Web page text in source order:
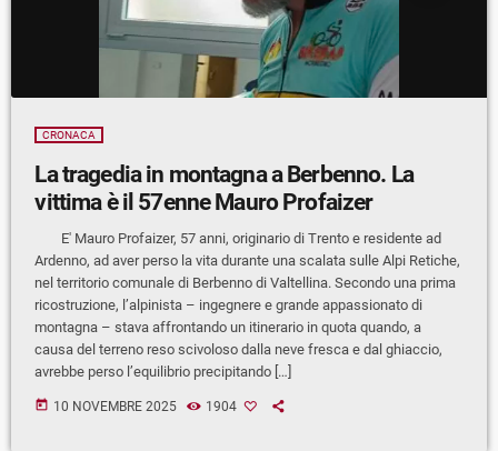
CRONACA
La tragedia in montagna a Berbenno. La
vittima è il 57enne Mauro Profaizer
E' Mauro Profaizer, 57 anni, originario di Trento e residente ad
Ardenno, ad aver perso la vita durante una scalata sulle Alpi Retiche,
nel territorio comunale di Berbenno di Valtellina. Secondo una prima
ricostruzione, l’alpinista – ingegnere e grande appassionato di
montagna – stava affrontando un itinerario in quota quando, a
causa del terreno reso scivoloso dalla neve fresca e dal ghiaccio,
avrebbe perso l’equilibrio precipitando […]
today 10 NOVEMBRE 2025 1904